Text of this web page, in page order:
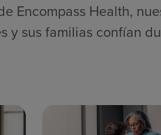
Encompass Health,
y sus familias confían